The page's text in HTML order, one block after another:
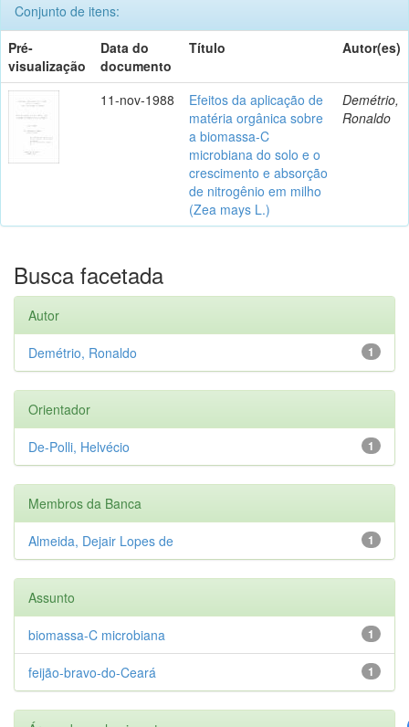
Conjunto de itens:
Pré-
visualização
Data do
documento
Título Autor(es)
11-nov-1988
Efeitos da aplicação de
matéria orgânica sobre
a biomassa-C
microbiana do solo e o
crescimento e absorção
de nitrogênio em milho
(Zea mays L.)
Demétrio,
Ronaldo
Busca facetada
Autor
1
Demétrio, Ronaldo
Orientador
1
De-Polli, Helvécio
Membros da Banca
1
Almeida, Dejair Lopes de
Assunto
1
biomassa-C microbiana
1
feijão-bravo-do-Ceará